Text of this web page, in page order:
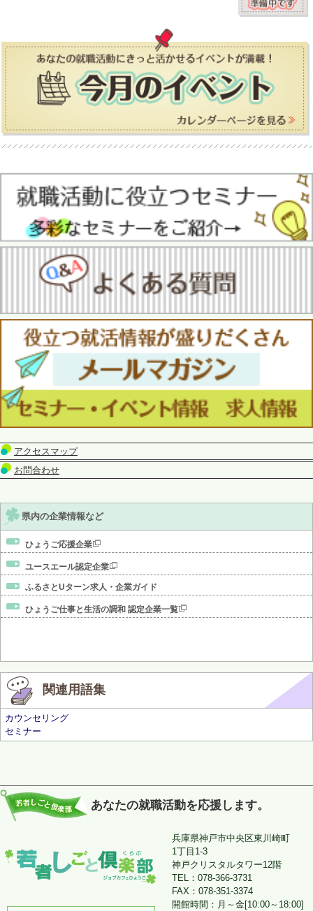
アクセスマップ
お問合わせ
県内の企業情報など
ひょうご応援企業
ユースエール認定企業
ふるさとUターン求人・企業ガイド
ひょうご仕事と生活の調和 認定企業一覧
関連用語集
カウンセリング
セミナー
あなたの就職活動を応援します。
兵庫県神戸市中央区東川崎町
1丁目1-3
神戸クリスタルタワー12階
TEL：078-366-3731
FAX：078-351-3374
開館時間：月～金[10:00～18:00]